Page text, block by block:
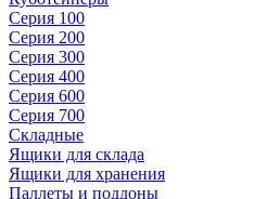
Серия 100
Серия 200
Серия 300
Серия 400
Серия 600
Серия 700
Складные
Ящики для склада
Ящики для хранения
Паллеты и поддоны